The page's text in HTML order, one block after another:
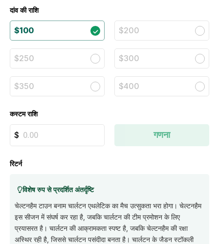
दांव की राशि
$100 $200
$250 $300
$350 $400
कस्टम राशि
गणना
रिटर्न
विशेष रुप से प्रदर्शित अंतर्दृष्टि
चेल्टनहैम टाउन बनाम चार्लटन एथलेटिक का मैच उत्सुकता भरा होगा। चेल्टनहैम
इस सीजन में संघर्ष कर रहा है, जबकि चार्लटन की टीम प्रमोशन के लिए
प्रयासरत है। चार्लटन की आक्रामकता स्पष्ट है, जबकि चेल्टनहैम की रक्षा
अस्थिर रही है, जिससे चार्लटन पसंदीदा बनता है। चार्लटन के जैडन स्टॉकली